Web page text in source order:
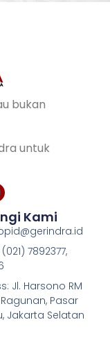
bukan
untuk
Kami
7892377,
Jl. Harsono RM
Pasar
Jakarta Selatan